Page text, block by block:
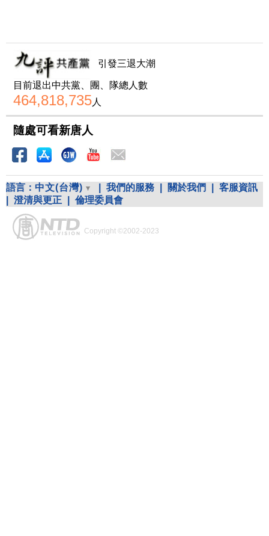
引發三退大潮
目前退出中共黨、團、隊總人數
464,818,735人
隨處可看新唐人
語言： 中文(台灣) 我們的服務 關於我們
客服資訊
澄清與更正 倫理委員會
Copyright ©2002-2023